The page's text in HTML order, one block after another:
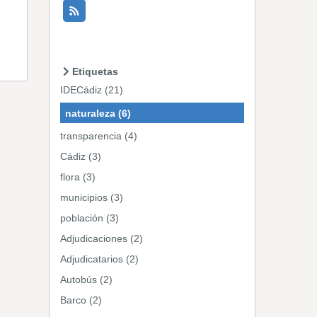
Etiquetas
IDECádiz (21)
naturaleza (6)
transparencia (4)
Cádiz (3)
flora (3)
municipios (3)
población (3)
Adjudicaciones (2)
Adjudicatarios (2)
Autobús (2)
Barco (2)